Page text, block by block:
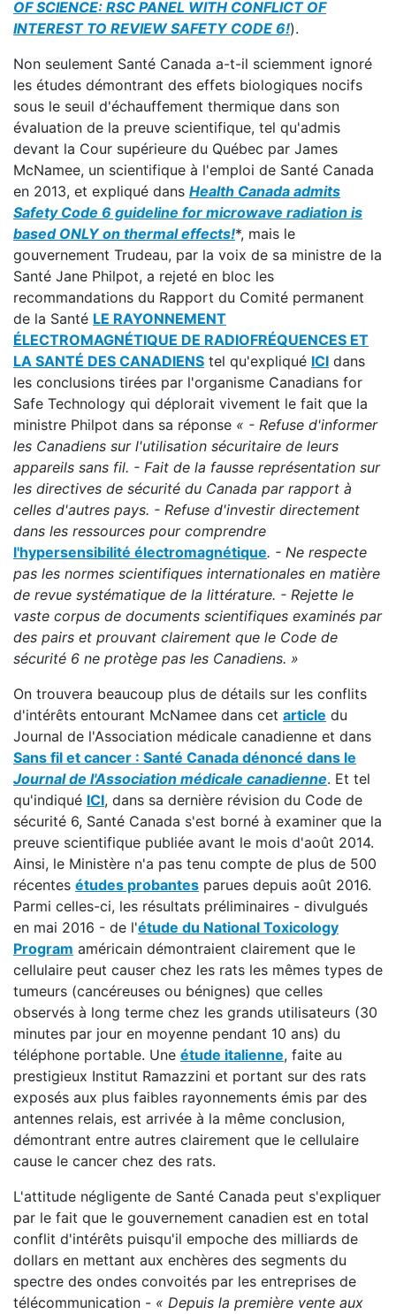
OF SCIENCE: RSC PANEL WITH CONFLICT OF
INTEREST TO REVIEW SAFETY CODE 6!).
Non seulement Santé Canada a-t-il sciemment ignoré
les études démontrant des effets biologiques nocifs
sous le seuil d'échauffement thermique dans son
évaluation de la preuve scientifique, tel qu'admis
devant la Cour supérieure du Québec par James
McNamee, un scientifique à l'emploi de Santé Canada
en 2013, et expliqué dans Health Canada admits
Safety Code 6 guideline for microwave radiation is
based ONLY on thermal effects!*, mais le
gouvernement Trudeau, par la voix de sa ministre de la
Santé Jane Philpot, a rejeté en bloc les
recommandations du Rapport du Comité permanent
de la Santé LE RAYONNEMENT
ÉLECTROMAGNÉTIQUE DE RADIOFRÉQUENCES ET
LA SANTÉ DES CANADIENS tel qu'expliqué ICI dans
les conclusions tirées par l'organisme Canadians for
Safe Technology qui déplorait vivement le fait que la
ministre Philpot dans sa réponse « - Refuse d'informer
les Canadiens sur l'utilisation sécuritaire de leurs
appareils sans fil. - Fait de la fausse représentation sur
les directives de sécurité du Canada par rapport à
celles d'autres pays. - Refuse d'investir directement
dans les ressources pour comprendre
l'hypersensibilité électromagnétique. - Ne respecte
pas les normes scientifiques internationales en matière
de revue systématique de la littérature. - Rejette le
vaste corpus de documents scientifiques examinés par
des pairs et prouvant clairement que le Code de
sécurité 6 ne protège pas les Canadiens. »
On trouvera beaucoup plus de détails sur les conflits
d'intérêts entourant McNamee dans cet article du
Journal de l'Association médicale canadienne et dans
Sans fil et cancer : Santé Canada dénoncé dans le
Journal de l'Association médicale canadienne. Et tel
qu'indiqué ICI, dans sa dernière révision du Code de
sécurité 6, Santé Canada s'est borné à examiner que la
preuve scientifique publiée avant le mois d'août 2014.
Ainsi, le Ministère n'a pas tenu compte de plus de 500
récentes études probantes parues depuis août 2016.
Parmi celles-ci, les résultats préliminaires - divulgués
en mai 2016 - de l'étude du National Toxicology
Program américain démontraient clairement que le
cellulaire peut causer chez les rats les mêmes types de
tumeurs (cancéreuses ou bénignes) que celles
observés à long terme chez les grands utilisateurs (30
minutes par jour en moyenne pendant 10 ans) du
téléphone portable. Une étude italienne, faite au
prestigieux Institut Ramazzini et portant sur des rats
exposés aux plus faibles rayonnements émis par des
antennes relais, est arrivée à la même conclusion,
démontrant entre autres clairement que le cellulaire
cause le cancer chez des rats.
L'attitude négligente de Santé Canada peut s'expliquer
par le fait que le gouvernement canadien est en total
conflit d'intérêts puisqu'il empoche des milliards de
dollars en mettant aux enchères des segments du
spectre des ondes convoités par les entreprises de
télécommunication - « Depuis la première vente aux